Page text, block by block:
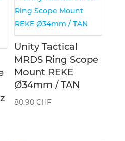
Unity Tactical
MRDS Ring Scope
Mount REKE
Ø34mm / TAN
80.90CHF